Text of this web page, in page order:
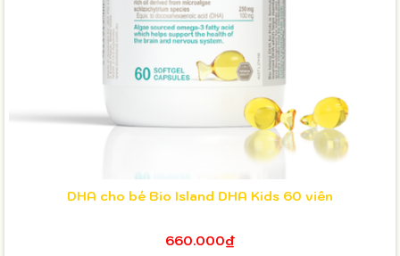
DHA cho bé Bio Island DHA Kids 60 viên
660.000₫